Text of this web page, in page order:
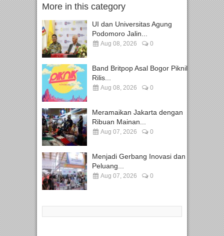
More in this category
UI dan Universitas Agung
Podomoro Jalin...
Aug 08, 2026 0
Band Britpop Asal Bogor Piknik
Rilis...
Aug 08, 2026 0
Meramaikan Jakarta dengan
Ribuan Mainan...
Aug 07, 2026 0
Menjadi Gerbang Inovasi dan
Peluang...
Aug 07, 2026 0